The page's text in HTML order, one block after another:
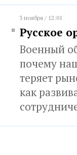
3 ноября / 12:01
Русское
Военный
почему
теряет
как